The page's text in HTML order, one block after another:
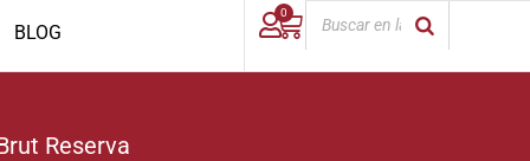
BLOG
0
Reserva